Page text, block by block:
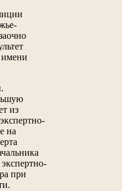
имени
из
на
при